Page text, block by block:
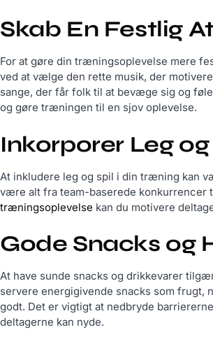
Skab En Festlig
For at gøre din træningsoplevelse mere
ved at vælge den rette musik, der
sange, der får folk til at bevæge sig og
og gøre træningen til en sjov oplevelse.
Inkorporer Leg og
At inkludere leg og spil i din træning kan
være alt fra team-baserede konkurrencer
træningsoplevelse kan du motivere
Gode Snacks og
At have sunde snacks og drikkevarer
servere energigivende snacks som frugt,
godt. Det er vigtigt at nedbryde
deltagerne kan nyde.